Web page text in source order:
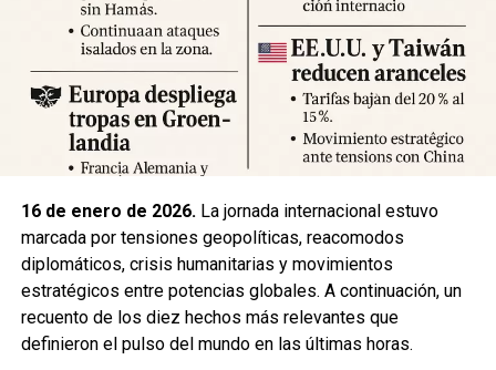
significativas y llaman a mantener la calma y preparar
suministros básicos. Las autoridades locales han
habilitado centros de atención para damnificados y piden a
la ciudadanía priorizar la seguridad y la cooperación con
los equipos de respuesta.
Fuente: 5to Poder Agencia de Noticias
16 de enero de 2026.La jornada internacional estuvo
marcada por tensiones geopolíticas, reacomodos
diplomáticos, crisis humanitarias y movimientos
estratégicos entre potencias globales. A continuación, un
recuento de los diez hechos más relevantes que
definieron el pulso del mundo en las últimas horas.